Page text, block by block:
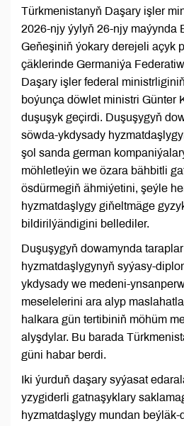
Türkmenistanyň Daşary işler
2026-njy ýylyň 26-njy maýynda
Geňeşiniň ýokary derejeli açyk
çäklerinde Germaniýa
Daşary işler federal
boýunça döwlet ministri Günter
duşuşyk geçirdi. Duşuşygyň
söwda-ykdysady
şol sanda german
möhletleýin we özara bähbitli
ösdürmegiň ähmiýetini, şeýle
hyzmatdaşlygy giňeltmäge
bildirilýändigini bellediler.
Duşuşygyň dowamynda
hyzmatdaşlygynyň syýasy-
ykdysady we medeni-
meselelerini ara alyp
halkara gün tertibiniň möhüm
alyşdylar. Bu barada
güni habar berdi.
Iki ýurduň daşary syýasat
yzygiderli gatnaşyklary
hyzmatdaşlygy mundan beýläk-